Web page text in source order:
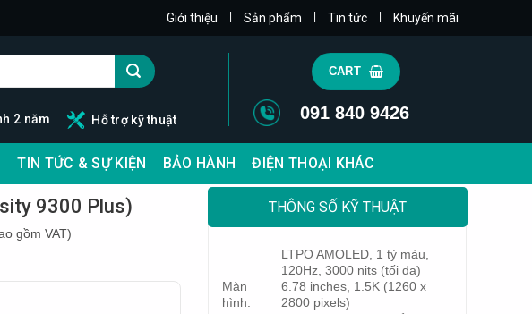
Giới thiệu Sản phẩm Tin tức Khuyến mãi
2 năm Hỗ trợ kỹ thuật
CART
091 840 9426
TIN TỨC & SỰ KIỆN BẢO HÀNH ĐIỆN THOẠI KHÁC
9300 Plus)
gồm VAT)
THÔNG SỐ KỸ THUẬT
Màn
hình:
LTPO AMOLED, 1 tỷ màu,
120Hz, 3000 nits (tối đa)
6.78 inches, 1.5K (1260 x
2800 pixels)